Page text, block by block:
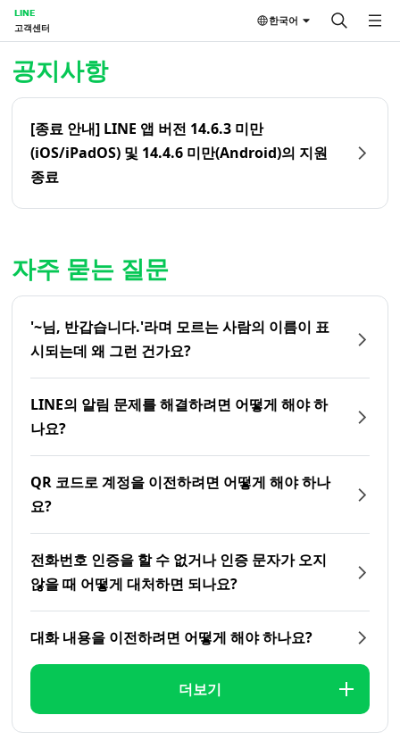
LINE
고객센터
한국어
공지사항
[종료 안내] LINE 앱 버전 14.6.3 미만
(iOS/iPadOS) 및 14.4.6 미만(Android)의 지원
종료
자주 묻는 질문
'~님, 반갑습니다.'라며 모르는 사람의 이름이 표
시되는데 왜 그런 건가요?
LINE의 알림 문제를 해결하려면 어떻게 해야 하
나요?
QR 코드로 계정을 이전하려면 어떻게 해야 하나
요?
전화번호 인증을 할 수 없거나 인증 문자가 오지
않을 때 어떻게 대처하면 되나요?
대화 내용을 이전하려면 어떻게 해야 하나요?
더보기